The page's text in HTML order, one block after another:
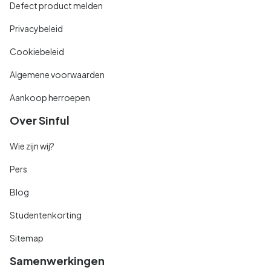
Defect product melden
Privacybeleid
Cookiebeleid
Algemene voorwaarden
Aankoop herroepen
Over Sinful
Wie zijn wij?
Pers
Blog
Studentenkorting
Sitemap
Samenwerkingen